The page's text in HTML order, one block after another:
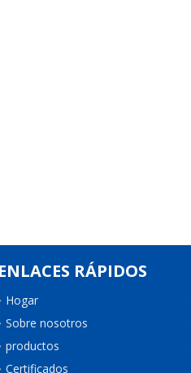
ENLACES RÁPIDOS
Hogar
Sobre nosotros
productos
Certificados